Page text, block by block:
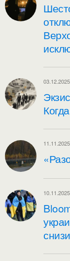
03.12.2025
11.11.2025
10.11.2025